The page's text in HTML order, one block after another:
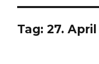
Tag:27. April